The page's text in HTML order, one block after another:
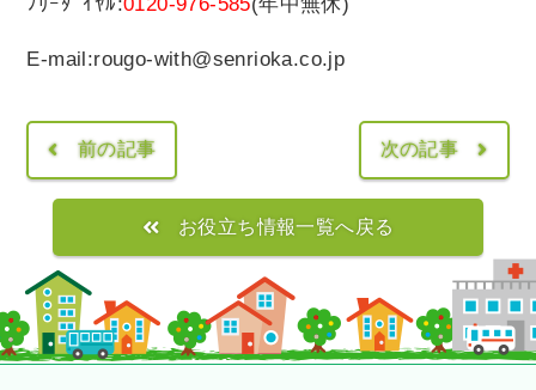
E-mail:rougo-with@senrioka.co.jp
前の記事 次の記事
お役立ち情報一覧へ戻る